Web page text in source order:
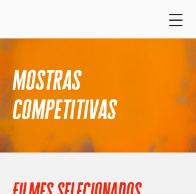
mostras
competitivas